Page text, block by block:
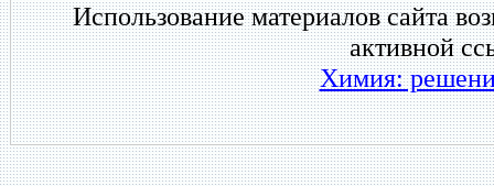
Использование материалов сайта
активной
Химия: